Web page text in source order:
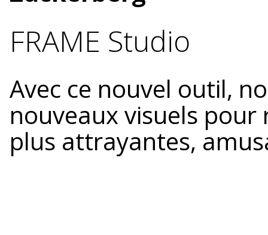
FRAME Studio
Avec ce nouvel outil,
nouveaux visuels
plus attrayantes,